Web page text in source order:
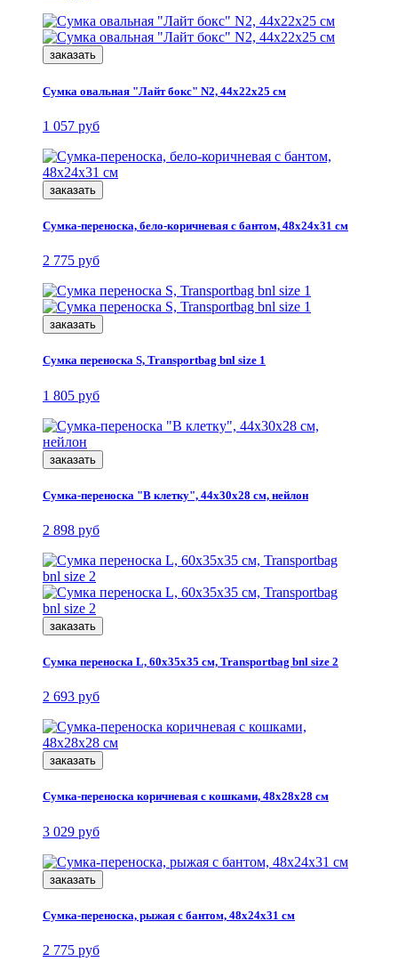
заказать
Сумка овальная "Лайт бокс" N2, 44x22x25 см
1 057 руб
заказать
Сумка-переноска, бело-коричневая с бантом, 48x24x31 см
2 775 руб
заказать
Сумка переноска S, Transportbag bnl size 1
1 805 руб
заказать
Сумка-переноска "В клетку", 44x30x28 см, нейлон
2 898 руб
заказать
Сумка переноска L, 60х35х35 см, Transportbag bnl size 2
2 693 руб
заказать
Сумка-переноска коричневая с кошками, 48x28x28 см
3 029 руб
заказать
Сумка-переноска, рыжая с бантом, 48x24x31 см
2 775 руб